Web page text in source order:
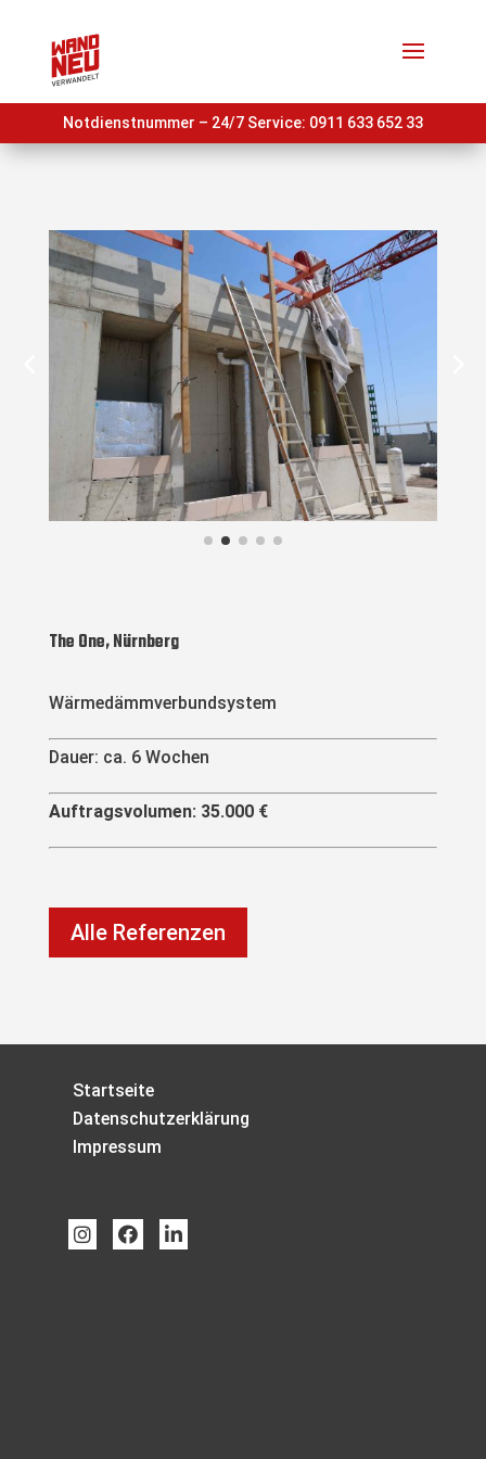
Notdienstnummer – 24/7 Service: 0911 633 652 33
The One, Nürnberg
Wärmedämmverbundsystem
Dauer: ca. 6 Wochen
Auftragsvolumen: 35.000 €
Alle Referenzen
Startseite
Datenschutzerklärung
Impressum
  